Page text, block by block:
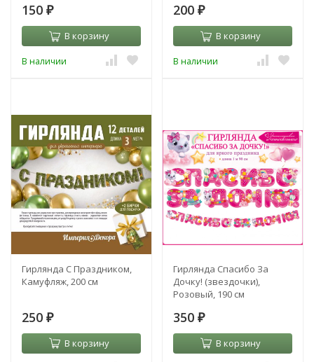
150 ₽
В корзину
В наличии
200 ₽
В корзину
В наличии
Гирлянда С Праздником,
Камуфляж, 200 см
250 ₽
В корзину
Гирлянда Спасибо За
Дочку! (звездочки),
Розовый, 190 см
350 ₽
В корзину